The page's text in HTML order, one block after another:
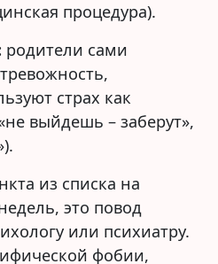
процедура).
родители сами
страх как
выйдешь – заберут»,
из списка на
это повод
или психиатру.
фобии,